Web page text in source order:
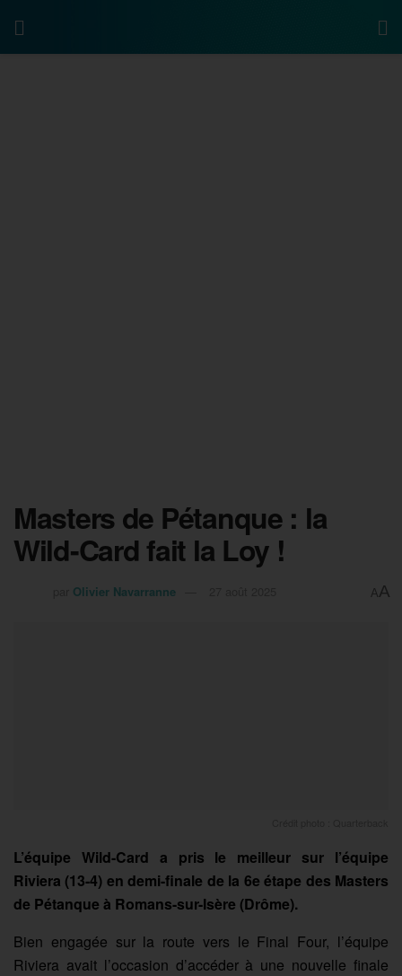
Masters de Pétanque : la
Wild-Card fait la Loy !
Olivier Navarranne AA
L’équipe Wild-Card a pris le meilleur sur l’équipe
Riviera (13-4) en demi-finale de la 6e étape des Masters
de Pétanque à Romans-sur-Isère (Drôme).
Bien engagée sur la route vers le Final Four, l’équipe
Riviera avait l’occasion d’accéder à une nouvelle finale